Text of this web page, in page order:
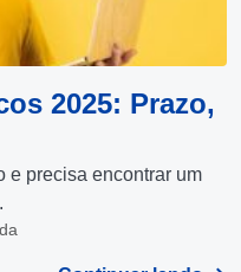
2025: Prazo,
e precisa encontrar um